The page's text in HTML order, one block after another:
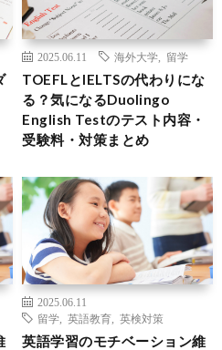
2025.06.11 海外大学 留学
TOEFLとIELTSの代わりにな
る？気になるDuolingo
English Testのテスト内容・
受験料・対策まとめ
2025.06.11
留学
英語教育 英検対策
英語学習のモチベーション維